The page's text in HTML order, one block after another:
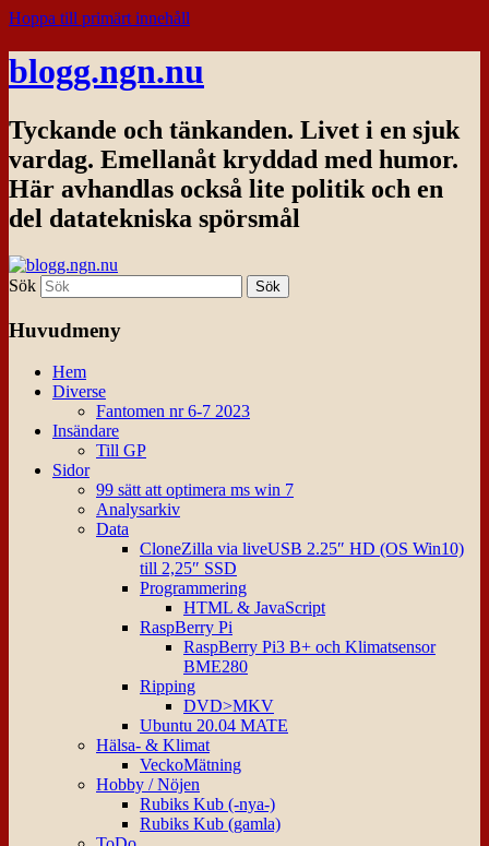
Hoppa till primärt innehåll
blogg.ngn.nu
Tyckande och tänkanden. Livet i en sjuk
vardag. Emellanåt kryddad med humor.
Här avhandlas också lite politik och en
del datatekniska spörsmål
Sök
Huvudmeny
Hem
Diverse
Fantomen nr 6-7 2023
Insändare
Till GP
Sidor
99 sätt att optimera ms win 7
Analysarkiv
Data
CloneZilla via liveUSB 2.25″ HD (OS Win10)
till 2,25″ SSD
Programmering
HTML & JavaScript
RaspBerry Pi
RaspBerry Pi3 B+ och Klimatsensor
BME280
Ripping
DVD>MKV
Ubuntu 20.04 MATE
Hälsa- & Klimat
VeckoMätning
Hobby / Nöjen
Rubiks Kub (-nya-)
Rubiks Kub (gamla)